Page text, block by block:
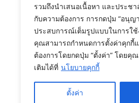
รวมถึงนำเสนอเนื้อหา และประช
กับความต้องการ การกดปุ่ม “อนุ
ประสบการณ์เต็มรูปแบบในการใ
คุณสามารถกำหนดการตั้งค่าคุกกี้
ต้องการโดยกดปุ่ม “ตั้งค่า” โดยคุ
เติมได้ที่ นโยบายคุกกี้
ตั้งค่า
พันธุกรรมก่อนการย้ายตั
และพิเศษ!! สำหรับในปี
และ Carrier
ยีนจัดแสดงในบูธด้วย